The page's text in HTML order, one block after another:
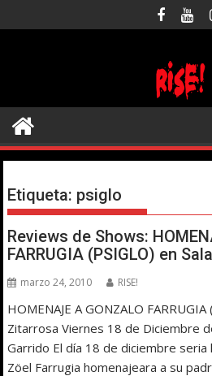
al
Etiqueta: psiglo
Reviews de Shows:
FARRUGIA (PSIGLO) en
marzo 24, 2010 RISE!
HOMENAJE A GONZALO FARRUGIA
Zitarrosa Viernes 18 de Diciembre
Garrido El día 18 de diciembre seria
Zöel Farrugia homenajeara a su